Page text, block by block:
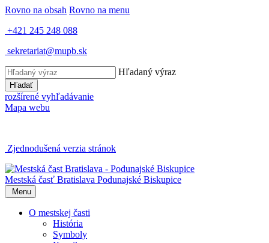
Rovno na obsah Rovno na menu
+421 245 248 088
sekretariat@mupb.sk
Hľadaný výraz
Hľadať
rozšírené vyhľadávanie
Mapa webu
Zjednodušená verzia stránok
Mestská časť Bratislava Podunajské Biskupice
Menu
O mestskej časti
História
Symboly